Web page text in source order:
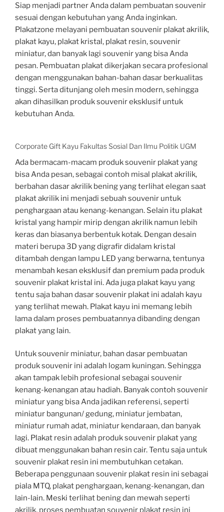
Siap menjadi partner Anda dalam pembuatan souvenir
sesuai dengan kebutuhan yang Anda inginkan.
Plakatzone melayani pembuatan souvenir plakat akrilik,
plakat kayu, plakat kristal, plakat resin, souvenir
miniatur, dan banyak lagi souvenir yang bisa Anda
pesan. Pembuatan plakat dikerjakan secara profesional
dengan menggunakan bahan-bahan dasar berkualitas
tinggi. Serta ditunjang oleh mesin modern, sehingga
akan dihasilkan produk souvenir eksklusif untuk
kebutuhan Anda.
Corporate Gift Kayu Fakultas Sosial Dan Ilmu Politik UGM
Ada bermacam-macam produk souvenir plakat yang
bisa Anda pesan, sebagai contoh misal plakat akrilik,
berbahan dasar akrilik bening yang terlihat elegan saat
plakat akrilik ini menjadi sebuah souvenir untuk
penghargaan atau kenang-kenangan. Selain itu plakat
kristal yang hampir mirip dengan akrilik namun lebih
keras dan biasanya berbentuk kotak. Dengan desain
materi berupa 3D yang digrafir didalam kristal
ditambah dengan lampu LED yang berwarna, tentunya
menambah kesan eksklusif dan premium pada produk
souvenir plakat kristal ini. Ada juga plakat kayu yang
tentu saja bahan dasar souvenir plakat ini adalah kayu
yang terlihat mewah. Plakat kayu ini memang lebih
lama dalam proses pembuatannya dibanding dengan
plakat yang lain.
Untuk souvenir miniatur, bahan dasar pembuatan
produk souvenir ini adalah logam kuningan. Sehingga
akan tampak lebih profesional sebagai souvenir
kenang-kenangan atau hadiah. Banyak contoh souvenir
miniatur yang bisa Anda jadikan referensi, seperti
miniatur bangunan/ gedung, miniatur jembatan,
miniatur rumah adat, miniatur kendaraan, dan banyak
lagi. Plakat resin adalah produk souvenir plakat yang
dibuat menggunakan bahan resin cair. Tentu saja untuk
souvenir plakat resin ini membutuhkan cetakan.
Beberapa penggunaan souvenir plakat resin ini sebagai
piala MTQ, plakat penghargaan, kenang-kenangan, dan
lain-lain. Meski terlihat bening dan mewah seperti
akrilik, proses pembuatan souvenir plakat resin ini